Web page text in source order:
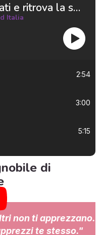
Rilassati e ritrova la serenità 😌
Italia
2:54
3:00
5:15
6:50
di
non ti apprezzano.
te stesso."